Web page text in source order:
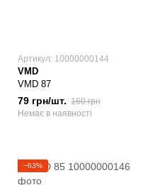
Артикул: 10000000144
VMD
VMD 87
79 грн/шт. 160 грн
Немає в наявності
−63%